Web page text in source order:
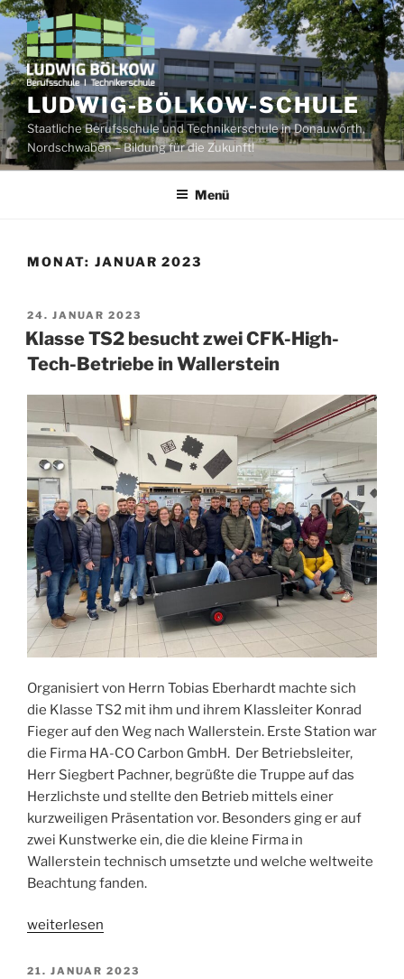
Zum
Inhalt
springen
LUDWIG-BÖLKOW-SCHULE
Staatliche Berufsschule und Technikerschule in Donauwörth,
Nordschwaben – Bildung für die Zukunft!
Menü
MONAT: JANUAR 2023
VERÖFFENTLICHT
AM
24. JANUAR 2023
Klasse TS2 besucht zwei CFK-High-
Tech-Betriebe in Wallerstein
Organisiert von Herrn Tobias Eberhardt machte sich
die Klasse TS2 mit ihm und ihrem Klassleiter Konrad
Fieger auf den Weg nach Wallerstein. Erste Station war
die Firma HA-CO Carbon GmbH. Der Betriebsleiter,
Herr Siegbert Pachner, begrüßte die Truppe auf das
Herzlichste und stellte den Betrieb mittels einer
kurzweiligen Präsentation vor. Besonders ging er auf
zwei Kunstwerke ein, die die kleine Firma in
Wallerstein technisch umsetzte und welche weltweite
Beachtung fanden.
„Klasse
besucht
weiterlesen
VERÖFFENTLICHT
21. JANUAR 2023